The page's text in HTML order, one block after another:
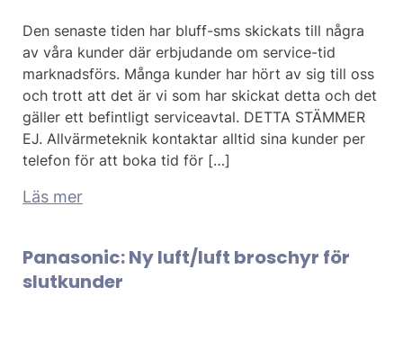
Den senaste tiden har bluff-sms skickats till några
av våra kunder där erbjudande om service-tid
marknadsförs. Många kunder har hört av sig till oss
och trott att det är vi som har skickat detta och det
gäller ett befintligt serviceavtal. DETTA STÄMMER
EJ. Allvärmeteknik kontaktar alltid sina kunder per
telefon för att boka tid för […]
Läs mer
Panasonic: Ny luft/luft broschyr för
slutkunder